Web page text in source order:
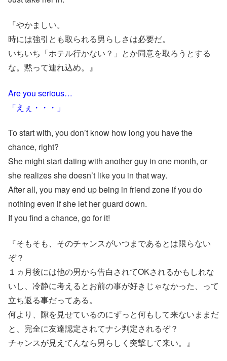
『やかましい。
時には強引とも取られる男らしさは必要だ。
いちいち「ホテル行かない？」とか同意を取ろうとする
な。黙って連れ込め。』
Are you serious…
「えぇ・・・」
To start with, you don’t know how long you have the
chance, right?
She might start dating with another guy in one month, or
she realizes she doesn’t like you in that way.
After all, you may end up being in friend zone if you do
nothing even if she let her guard down.
If you find a chance, go for it!
『そもそも、そのチャンスがいつまであるとは限らない
ぞ？
１ヵ月後には他の男から告白されてOKされるかもしれな
いし、冷静に考えるとお前の事が好きじゃなかった、って
立ち返る事だってある。
何より、隙を見せているのにずっと何もして来ないままだ
と、完全に友達認定されてナシ判定されるぞ？
チャンスが見えてんなら男らしく突撃して来い。』